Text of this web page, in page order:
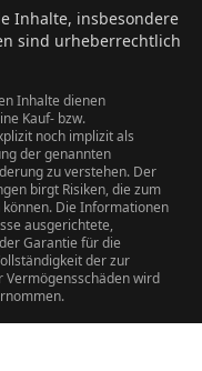
Inhalte, insbesondere
sind urheberrechtlich
Inhalte dienen
Kauf- bzw.
noch implizit als
der genannten
zu verstehen. Der
birgt Risiken, die zum
Die Informationen
ausgerichtete,
Garantie für die
der zur
wird